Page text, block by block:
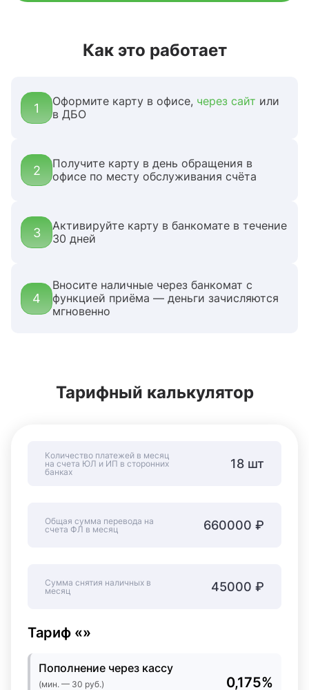
Как это работает
1 Оформите карту в офисе, через сайт или
в ДБО
2
Получите карту в день обращения в
офисе по месту обслуживания счёта
3
Активируйте карту в банкомате в течение
30 дней
4
Вносите наличные через банкомат с
функцией приёма — деньги зачисляются
мгновенно
Тарифный калькулятор
Количество платежей в месяц
на счета ЮЛ и ИП в сторонних
банках
18 шт
Общая сумма перевода на
счета ФЛ в месяц
660000 ₽
Сумма снятия наличных в
месяц
45000 ₽
Тариф «»
Пополнение через кассу
(мин. — 30 руб.) 0,175%